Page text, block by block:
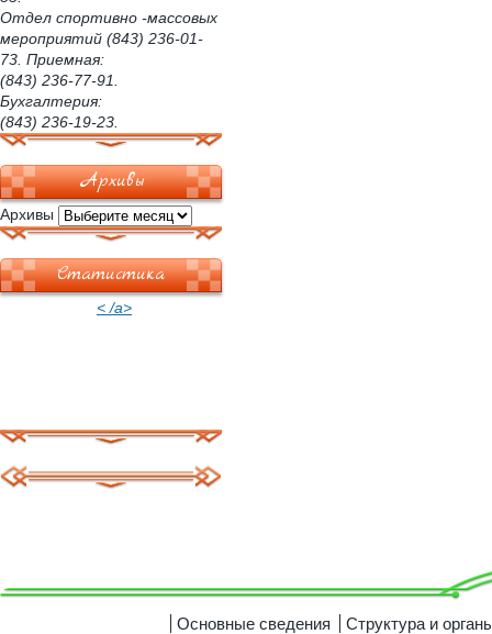
Отдел спортивно -массовых
мероприятий (843) 236-01-
73. Приемная:
(843) 236-77-91.
Бухгалтерия:
(843) 236-19-23.
Архивы
Архивы
Статистика
< /a>
Основные сведения
Структура и